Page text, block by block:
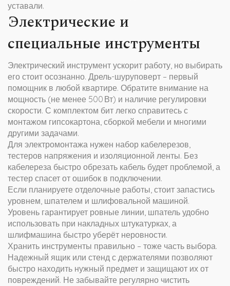
уставали.
Электрические и
специальные инструменты
Электрический инструмент ускорит работу, но выбирать
его стоит осознанно. Дрель-шуруповерт – первый
помощник в любой квартире. Обратите внимание на
мощность (не менее 500 Вт) и наличие регулировки
скорости. С комплектом бит легко справитесь с
монтажом гипсокартона, сборкой мебели и многими
другими задачами.
Для электромонтажа нужен набор кабелерезов,
тестеров напряжения и изоляционной ленты. Без
кабелереза быстро обрезать кабель будет проблемой, а
тестер спасет от ошибок в подключении.
Если планируете отделочные работы, стоит запастись
уровнем, шпателем и шлифовальной машиной.
Уровень гарантирует ровные линии, шпатель удобно
использовать при накладных штукатурках, а
шлифмашина быстро уберёт неровности.
Хранить инструменты правильно – тоже часть выбора.
Надежный ящик или стенд с держателями позволяют
быстро находить нужный предмет и защищают их от
повреждений. Не забывайте регулярно чистить